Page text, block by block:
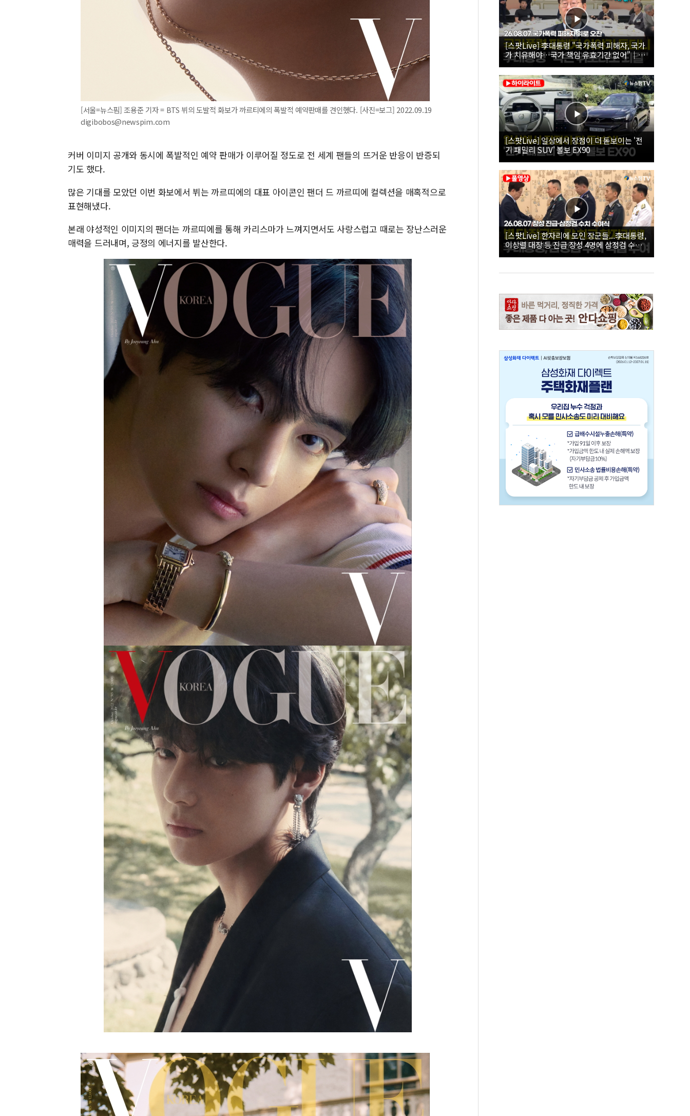
[서울=뉴스핌] 조용준 기자 = BTS 뷔의 도발적 화보가 까르티에의 폭발적 예약판매를 견인했다. [사진=보그] 2022.09.19
digibobos@newspim.com
커버 이미지 공개와 동시에 폭발적인 예약 판매가 이루어질 정도로 전 세계 팬들의 뜨거운 반응이 반증되
기도 했다.
많은 기대를 모았던 이번 화보에서 뷔는 까르띠에의 대표 아이콘인 팬더 드 까르띠에 컬렉션을 매혹적으로
표현해냈다.
본래 야성적인 이미지의 팬더는 까르띠에를 통해 카리스마가 느껴지면서도 사랑스럽고 때로는 장난스러운
매력을 드러내며, 긍정의 에너지를 발산한다.
[스팟Live] 李대통령 "국가폭력 피해자, 국가
가 치유해야…국가 책임 유효기간 없어"｜
26.08.07 국가폭력 피해자 위로 오찬
[스팟Live] 일상에서 장점이 더 돋보이는 '전
기 패밀리 SUV' 볼보 EX90
[스팟Live] 한자리에 모인 장군들...李대통령,
이상렬 대장 등 진급 장성 4명에 삼정검 수치
직접 수여｜26.08.07 장성 진급·삼정검 수치